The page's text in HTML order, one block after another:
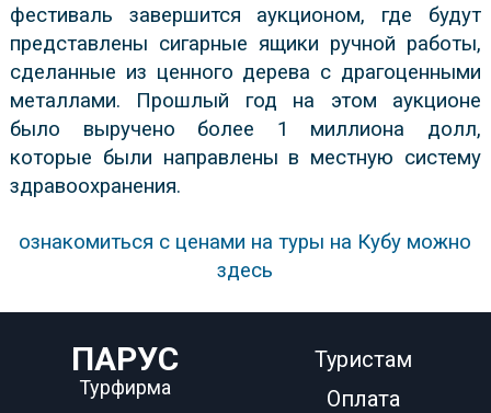
фестиваль завершится аукционом, где будут
представлены сигарные ящики ручной работы,
сделанные из ценного дерева с драгоценными
металлами. Прошлый год на этом аукционе
было выручено более 1 миллиона долл,
которые были направлены в местную систему
здравоохранения.
ознакомиться с ценами на туры на Кубу можно
здесь
ПАРУС
Турфирма
Туристам
Оплата